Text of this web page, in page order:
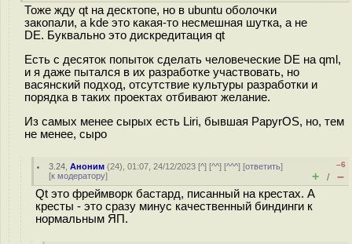
Тоже жду qt на десктопе, но в ubuntu оболочки
закопали, а kde это какая-то несмешная шутка, а не
DE. Буквально это дискредитация qt
Есть с десяток попыток сделать человеческие DE на qml,
и я даже пытался в их разработке участвовать, но
васянский подход, отсутствие культуры разработки и
порядка в таких проектах отбивают желание.
Из самых менее сырых есть Liri, бывшая PapyrOS, но, тем
не менее, сыро
3.24 ,Аноним (24), 01:07, 24/12/2023 [^] [^^] [^^^] [ответить]
[к модератору]
–6
+ / –
Qt это фреймворк бастард, писанный на крестах. А
кресты - это сразу минус качественный биндинги к
нормальным ЯП.